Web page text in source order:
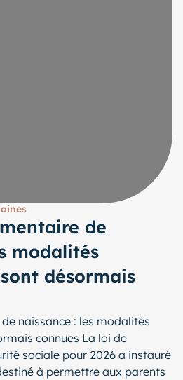
de
modalités
désormais
naissance : les modalités
connues La loi de
sociale pour 2026 a instauré
à permettre aux parents